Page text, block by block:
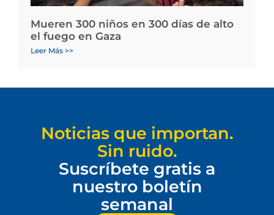
Mueren 300 niños en 300 días de alto
el fuego en Gaza
Leer Más >>
Noticias que importan.
Sin ruido.
Suscríbete gratis a
nuestro boletín
semanal